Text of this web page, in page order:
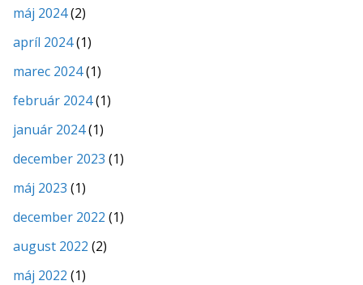
máj 2024(2)
apríl 2024(1)
marec 2024(1)
február 2024(1)
január 2024(1)
december 2023 (1)
máj 2023 (1)
december 2022 (1)
august 2022 (2)
máj 2022 (1)